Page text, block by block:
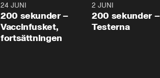
5:00
24 JUNI
200 sekunder –
Vaccinfusket,
fortsättningen
2 JUNI
200 sekunder –
Testerna